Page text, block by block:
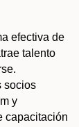
efectiva de
talento
socios
y
capacitación